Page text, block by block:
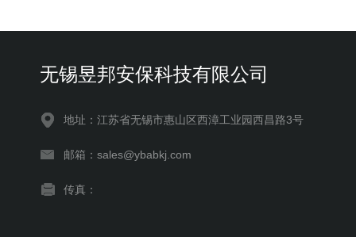
无锡昱邦安保科技有限公司
地址：江苏省无锡市惠山区西漳工业园西昌路3号
邮箱：sales@ybabkj.com
传真：